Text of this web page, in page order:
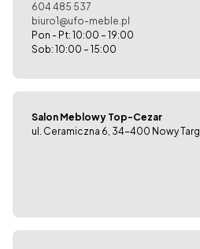
604 485 537
biuro1@ufo-meble.pl
Pon - Pt: 10:00 – 19:00
Sob: 10:00 – 15:00
Salon Meblowy Top-Cezar
ul. Ceramiczna 6, 34-400 Nowy Targ